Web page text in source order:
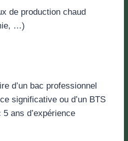
de production chaud
…)
d’un bac professionnel
significative ou d’un BTS
ans d’expérience